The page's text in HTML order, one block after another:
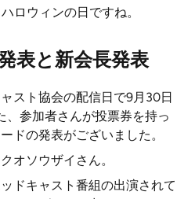
ロウィンの日ですね。
表と新会長発表
スト協会の配信日で9月30日
、参加者さんが投票券を持っ
ドの発表がございました。
オソウザイさん。
ドキャスト番組の出演されて